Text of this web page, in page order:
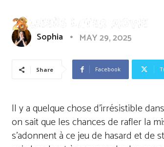
Sophia MAY 29, 2025
Share Facebook
Il y a quelque chose d’irrésistible
on sait que les chances de rafler la
s’adonnent à ce jeu de hasard et de